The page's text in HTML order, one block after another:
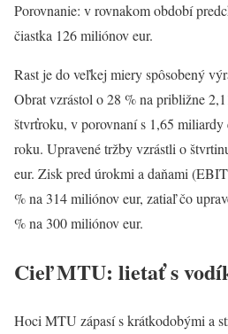
Porovnanie: v rovnakom období
čiastka 126 miliónov eur.
Rast je do veľkej miery spôsobený
Obrat vzrástol o 28 % na približne
štvrťroku, v porovnaní s 1,65 miliardy
roku. Upravené tržby vzrástli o
eur. Zisk pred úrokmi a daňami
% na 314 miliónov eur, zatiaľ čo
% na 300 miliónov eur.
Cieľ MTU: lietať s
Hoci MTU zápasí s krátkodobými a